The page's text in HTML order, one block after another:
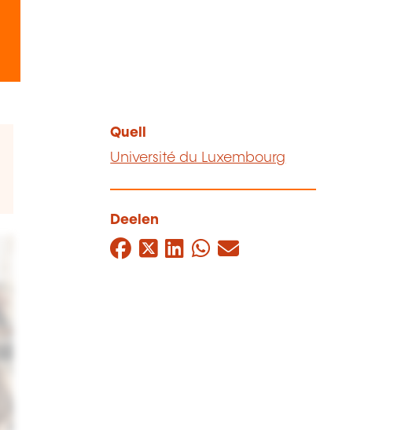
Quell
Université du Luxembourg
Deelen
Facebook
Twitter
LinkedIn
WhatsApp
Mail